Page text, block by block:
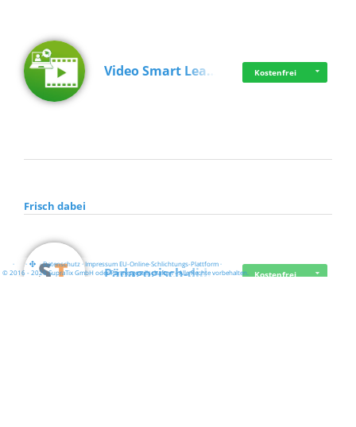
Video Smart Lea… Kostenfrei
Frisch dabei
Pädagogisch-did… Kostenfrei
· · ·Datenschutz·Impressum EU-Online-Schlichtungs-Plattform·
© 2016 - 2026 SupraTix GmbH oder Partnergesellschaften - Alle Rechte vorbehalten.